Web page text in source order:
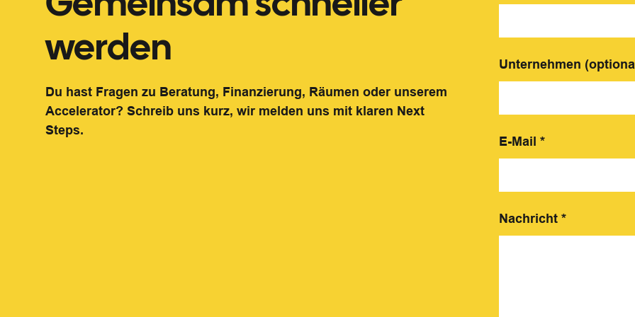
werden
Du hast Fragen zu Beratung, Finanzierung, Räumen oder unserem
Accelerator? Schreib uns kurz, wir melden uns mit klaren Next
Steps.
Unternehmen
E-Mail *
Nachricht *